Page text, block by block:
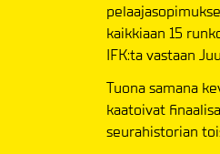
kaikkiaan 15
IFK:ta vastaan
Tuona samana
kaatoivat
seurahistorian